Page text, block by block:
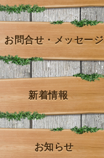
お問合せ・メッセージ
新着情報
お知らせ